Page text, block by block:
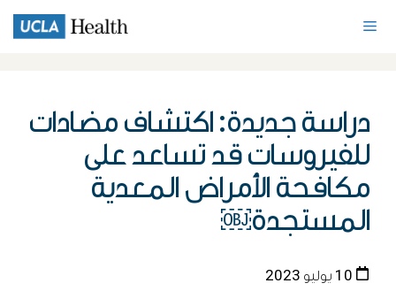
دراسة جديدة: اكتشاف مضادات
للفيروسات قد تساعد على
مكافحة الأمراض المعدية
المستجدة￼
10 يوليو 2023